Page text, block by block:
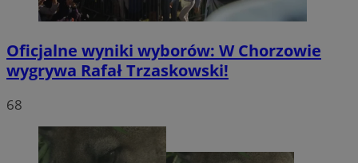
Oficjalne wyniki wyborów: W Chorzowie
wygrywa Rafał Trzaskowski!
68